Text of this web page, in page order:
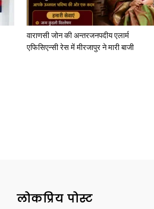
वाराणसी जोन की अन्तरजनपदीय एलार्म
एफिसिएन्सी रेस में मीरजापुर ने मारी बाजी
लोकप्रिय पोस्ट